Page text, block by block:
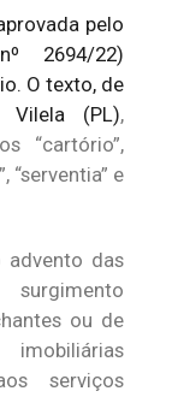
pelo
2694/22)
O texto, de
Vilela (PL),
“cartório”,
“serventia” e
advento das
ou de
serviços